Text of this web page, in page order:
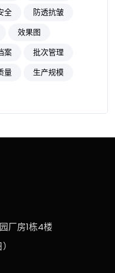
全
防透抗皱
效果图
案
批次管理
量
生产规模
厂房1栋4楼